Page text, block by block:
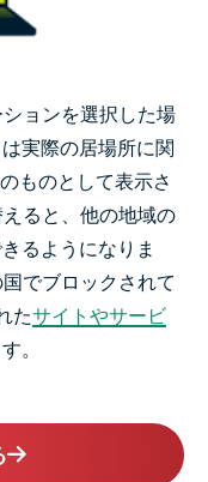
ョンを選択した場
実際の居場所に関
ものとして表示さ
ると、他の地域の
るようになりま
でブロックされて
たサイトやサービ
。